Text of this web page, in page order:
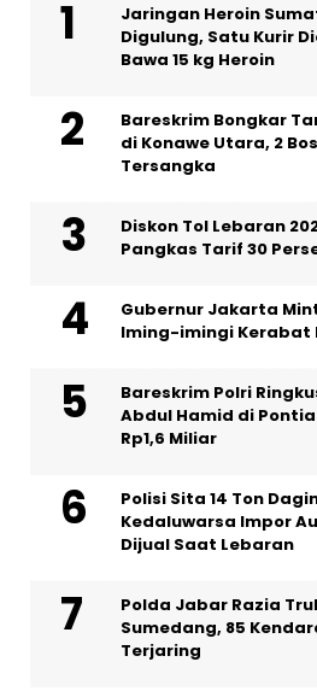
Jaringan Heroin
Digulung, Satu Kurir
Bawa 15 kg Heroin
Bareskrim Bongkar
di Konawe Utara, 2
Tersangka
Diskon Tol Lebaran
Pangkas Tarif 30
Gubernur Jakarta
Iming-imingi Kerabat
Bareskrim Polri
Abdul Hamid di
Rp1,6 Miliar
Polisi Sita 14 Ton
Kedaluwarsa Impor
Dijual Saat Lebaran
Polda Jabar Razia
Sumedang, 85
Terjaring